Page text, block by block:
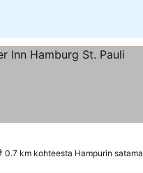
0.7 km kohteesta Hampurin satama